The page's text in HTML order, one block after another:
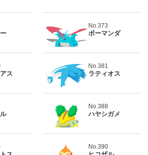
No.373
ボーマンダ
ス
No.381
ラティオス
No.388
ハヤシガメ
No.390